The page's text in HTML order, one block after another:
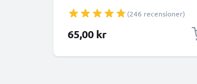
GPSMAP navigator/tracker - 1m 1A
laddsladd PVC - svart
överföringskabel
(246 recensioner)
65,00 kr